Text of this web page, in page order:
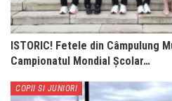
ISTORIC! Fetele din Câmpulung
Campionatul Mondial Școlar…
COPII SI JUNIORI